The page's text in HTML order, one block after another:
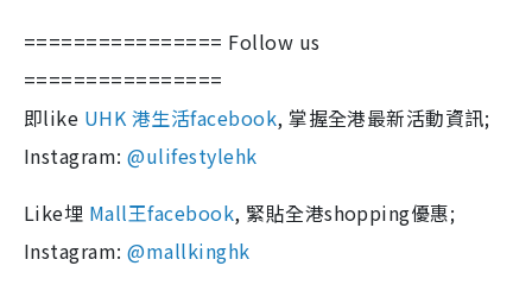
================ Follow us
================
即like UHK 港生活facebook, 掌握全港最新活動資訊;
Instagram:@ulifestylehk
Like埋 Mall王facebook, 緊貼全港shopping優惠;
Instagram:@mallkinghk